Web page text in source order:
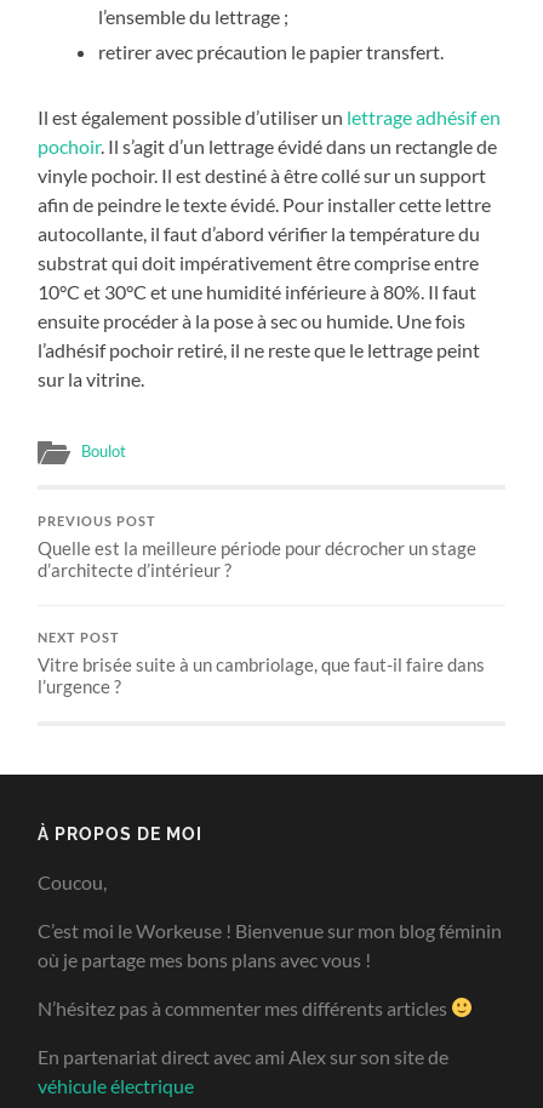
l’ensemble du lettrage ;
retirer avec précaution le papier transfert.
Il est également possible d’utiliser un lettrage adhésif en
pochoir. Il s’agit d’un lettrage évidé dans un rectangle de
vinyle pochoir. Il est destiné à être collé sur un support
afin de peindre le texte évidé. Pour installer cette lettre
autocollante, il faut d’abord vérifier la température du
substrat qui doit impérativement être comprise entre
10°C et 30°C et une humidité inférieure à 80%. Il faut
ensuite procéder à la pose à sec ou humide. Une fois
l’adhésif pochoir retiré, il ne reste que le lettrage peint
sur la vitrine.
Boulot
PREVIOUS POST
Quelle est la meilleure période pour décrocher un stage
d’architecte d’intérieur ?
NEXT POST
Vitre brisée suite à un cambriolage, que faut-il faire dans
l’urgence ?
À PROPOS DE MOI
Coucou,
C’est moi le Workeuse ! Bienvenue sur mon blog féminin
où je partage mes bons plans avec vous !
N’hésitez pas à commenter mes différents articles
En partenariat direct avec ami Alex sur son site de
véhicule électrique